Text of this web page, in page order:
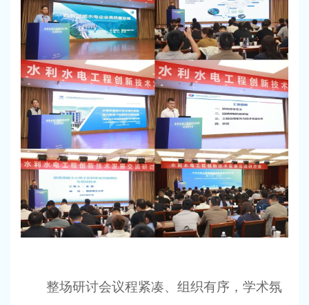
整场研讨会议程紧凑、组织有序，学术氛